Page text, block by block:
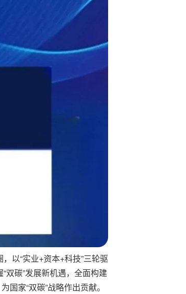
以“实业+资本+科技”三轮驱
双碳”发展新机遇，全面构建
家“双碳”战略作出贡献。